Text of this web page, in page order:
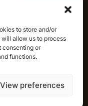
to store and/or
allow us to process
consenting or
functions.
View preferences
समाचार
समाचार
हिन्दी